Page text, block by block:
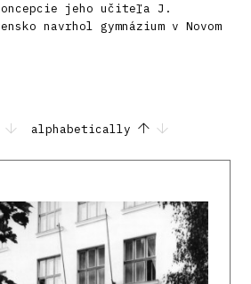
jeho učiteľa J.
navrhol gymnázium v Novom
alphabetically